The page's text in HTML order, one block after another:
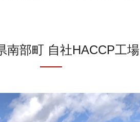
南部町 自社HACCP工場